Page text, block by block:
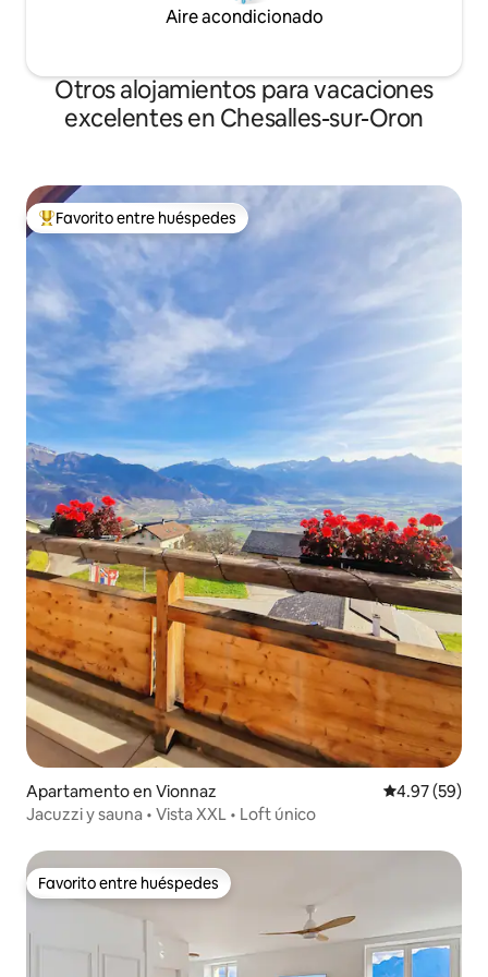
Aire acondicionado
Otros alojamientos para vacaciones
excelentes en Chesalles-sur-Oron
Favorito entre huéspedes preferido
Favorito entre huéspedes
Apartamento en Vionnaz Calificación
4.97 (59)
Jacuzzi y sauna • Vista XXL • Loft único
Favorito entre huéspedes
Favorito entre huéspedes